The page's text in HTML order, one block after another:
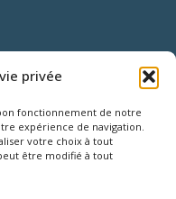
privée
fonctionnement de notre
expérience de navigation.
votre choix à tout
être modifié à tout
OUEN